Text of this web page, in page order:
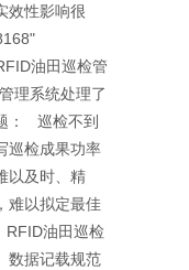
效性影响很
油田巡检管
理系统处理了
： 巡检不到
巡检成果功率
以及时、精
难以拟定最佳
油田巡检
数据记载规范